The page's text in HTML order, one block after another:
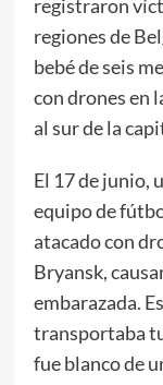
registraron
regiones de
bebé de seis
con drones en
al sur de la
El 17 de junio,
equipo de
atacado con
Bryansk,
embarazada.
transportaba
fue blanco de